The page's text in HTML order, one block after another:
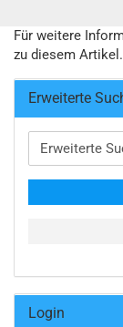
Für weitere
zu diesem Artikel.
Erweiterte
Erweiterte
Suche
Login